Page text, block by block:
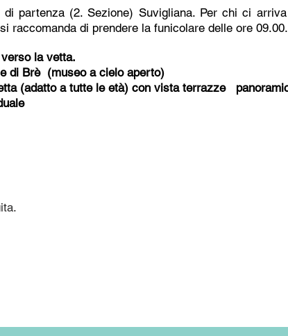
partenza (2. Sezione) Suvigliana. Per chi ci
raccomanda di prendere la funicolare delle ore 09.00.
la vetta.
di Brè (museo a cielo aperto)
(adatto a tutte le età) con vista terrazze